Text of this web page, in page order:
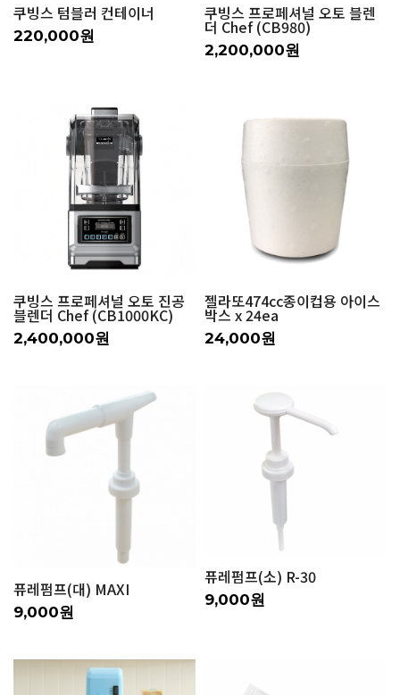
쿠빙스 텀블러 컨테이너
220,000원
쿠빙스 프로페셔널 오토 블렌
더 Chef (CB980)
2,200,000원
쿠빙스 프로페셔널 오토 진공
블렌더 Chef (CB1000KC)
2,400,000원
젤라또474cc종이컵용 아이스
박스 x 24ea
24,000원
퓨레펌프(대) MAXI
9,000원
퓨레펌프(소) R-30
9,000원